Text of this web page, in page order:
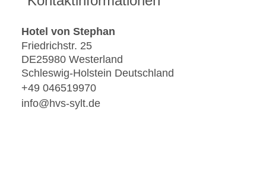
Hotel von Stephan
Friedrichstr. 25
DE25980 Westerland
Schleswig-Holstein Deutschland
+49 046519970
info@hvs-sylt.de